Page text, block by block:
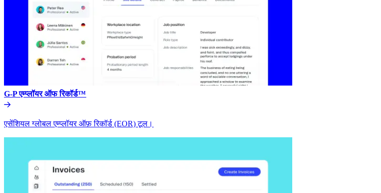
G-P एम्प्लॉयर ऑफ रिकॉर्ड™​​
एसेंशियल ग्लोबल एम्प्लॉयर ऑफ़ रिकॉर्ड (EOR) टूल।​​